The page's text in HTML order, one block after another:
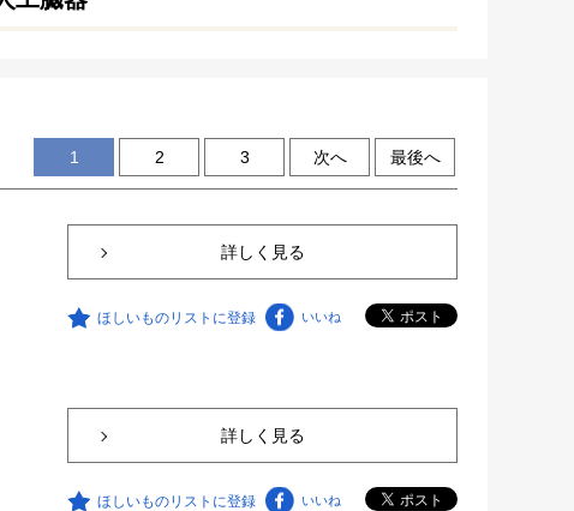
1 2 3 次へ 最後へ
詳しく見る
ほしいものリストに登録 いいね
詳しく見る
ほしいものリストに登録 いいね